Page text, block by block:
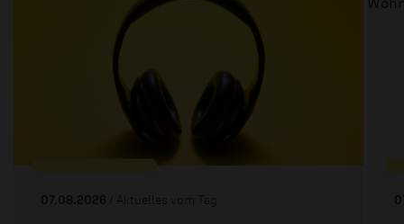
07.08.2026 / Aktuelles vom Tag